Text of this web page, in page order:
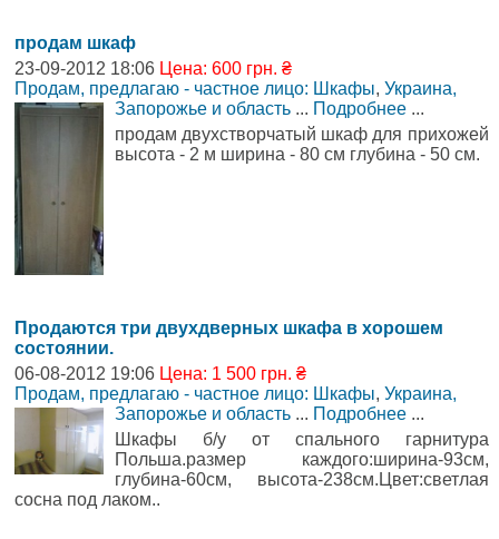
продам шкаф
23-09-2012 18:06 Цена: 600 грн. ₴
Продам, предлагаю - частное лицо: Шкафы, Украина,
Запорожье и область ... Подробнее ...
продам двухстворчатый шкаф для прихожей
высота - 2 м ширина - 80 см глубина - 50 см.
Продаются три двухдверных шкафа в хорошем
состоянии.
06-08-2012 19:06 Цена: 1 500 грн. ₴
Продам, предлагаю - частное лицо: Шкафы, Украина,
Запорожье и область ... Подробнее ...
Шкафы б/у от спального гарнитура
Польша.размер каждого:ширина-93см,
глубина-60см, высота-238см.Цвет:светлая
сосна под лаком..